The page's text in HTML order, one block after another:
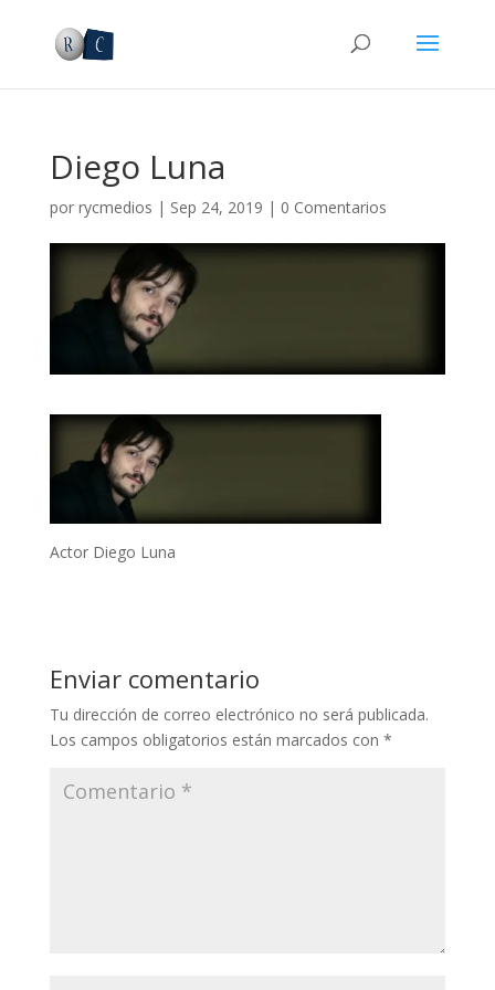
Diego Luna
por rycmedios | Sep 24, 2019 | 0 Comentarios
Actor Diego Luna
Enviar comentario
Tu dirección de correo electrónico no será publicada.
Los campos obligatorios están marcados con *